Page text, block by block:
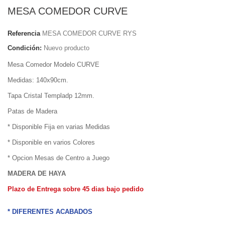
MESA COMEDOR CURVE
Referencia MESA COMEDOR CURVE RYS
Condición: Nuevo producto
Mesa Comedor Modelo CURVE
Medidas: 140x90cm.
Tapa Cristal Templadp 12mm.
Patas de Madera
* Disponible Fija en varias Medidas
* Disponible en varios Colores
* Opcion Mesas de Centro a Juego
MADERA DE HAYA
Plazo de Entrega sobre 45 dias bajo pedido
* DIFERENTES ACABADOS